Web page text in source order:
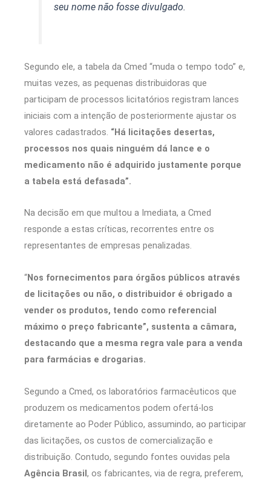
seu nome não fosse divulgado.
Segundo ele, a tabela da Cmed “muda o tempo todo” e,
muitas vezes, as pequenas distribuidoras que
participam de processos licitatórios registram lances
iniciais com a intenção de posteriormente ajustar os
valores cadastrados. “Há licitações desertas,
processos nos quais ninguém dá lance e o
medicamento não é adquirido justamente porque
a tabela está defasada”.
Na decisão em que multou a Imediata, a Cmed
responde a estas críticas, recorrentes entre os
representantes de empresas penalizadas.
“Nos fornecimentos para órgãos públicos através
de licitações ou não, o distribuidor é obrigado a
vender os produtos, tendo como referencial
máximo o preço fabricante”, sustenta a câmara,
destacando que a mesma regra vale para a venda
para farmácias e drogarias.
Segundo a Cmed, os laboratórios farmacêuticos que
produzem os medicamentos podem ofertá-los
diretamente ao Poder Público, assumindo, ao participar
das licitações, os custos de comercialização e
distribuição. Contudo, segundo fontes ouvidas pela
Agência Brasil, os fabricantes, via de regra, preferem,